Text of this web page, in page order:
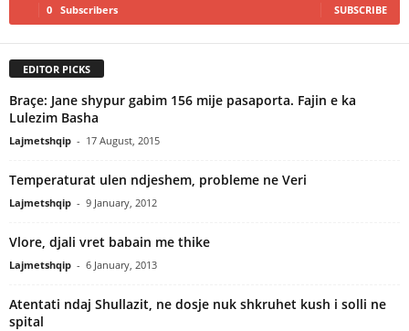
0 Subscribers SUBSCRIBE
EDITOR PICKS
Braçe: Jane shypur gabim 156 mije pasaporta. Fajin e ka
Lulezim Basha
Lajmetshqip - 17 August, 2015
Temperaturat ulen ndjeshem, probleme ne Veri
Lajmetshqip - 9 January, 2012
Vlore, djali vret babain me thike
Lajmetshqip - 6 January, 2013
Atentati ndaj Shullazit, ne dosje nuk shkruhet kush i solli ne
spital